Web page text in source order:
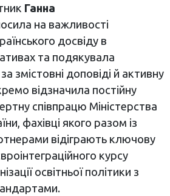
Ганна
на важливості
досвіду в
та подякувала
змістовні доповіді й активну
відзначила постійну
співпрацю Міністерства
фахівці якого разом із
відіграють ключову
курсу
освітньої політики з